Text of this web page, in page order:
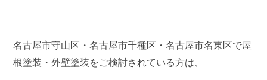
名古屋市守山区・名古屋市千種区・名古屋市名東区で屋
根塗装・外壁塗装をご検討されている方は、